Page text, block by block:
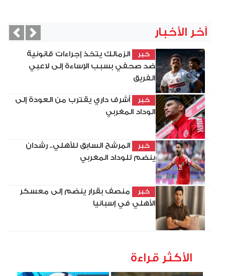
آخر الأخبار
خبر
الزمالك يتخذ إجراءات قانونية
ضد صحفي بسبب الإساءة إلى لاعبي
الفريق
خبر
أشرف داري يقترب من العودة إلى
الوداد المغربي
خبر
المرشح السابق للأهلي.. رشدان
ينضم للوداد المغربي
خبر
منصف بقرار ينضم إلى معسكر
الأهلي في إسبانيا
Next
الأكثر قراءة